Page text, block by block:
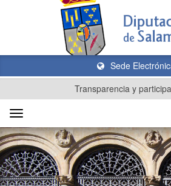
Sede
Transparencia y
Toggle
navigation